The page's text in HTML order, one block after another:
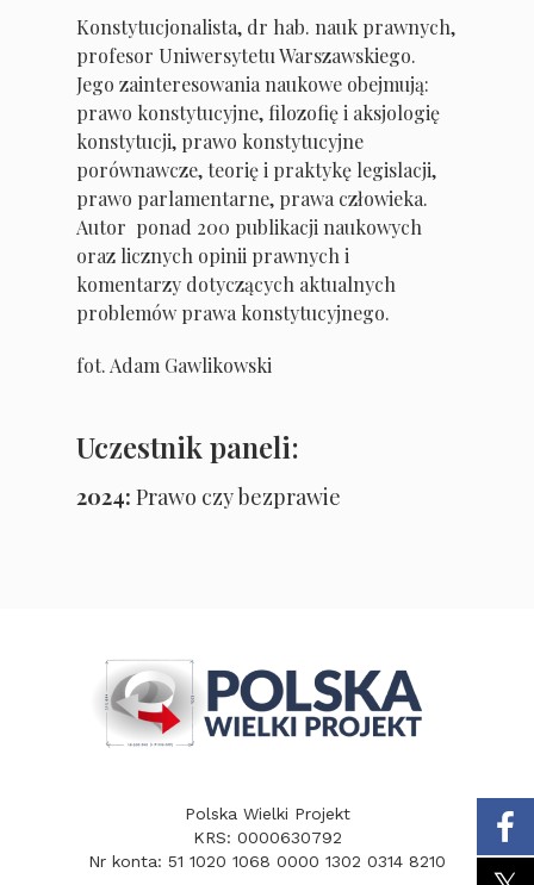
Konstytucjonalista, dr hab. nauk prawnych,
profesor UniwersytetuWarszawskiego.
Jego zainteresowania naukowe obejmują:
prawo konstytucyjne, filozofię i aksjologię
konstytucji, prawo konstytucyjne
porównawcze, teorię i praktykę legislacji,
prawo parlamentarne, prawa człowieka.
Autor ponad 200 publikacji naukowych
oraz licznych opinii prawnych i
komentarzy dotyczących aktualnych
problemów prawa konstytucyjnego.
fot. Adam Gawlikowski
Uczestnik paneli:
2024: Prawo czy bezprawie
Polska Wielki Projekt
KRS: 0000630792
Nr konta: 51 1020 1068 0000 1302 0314 8210